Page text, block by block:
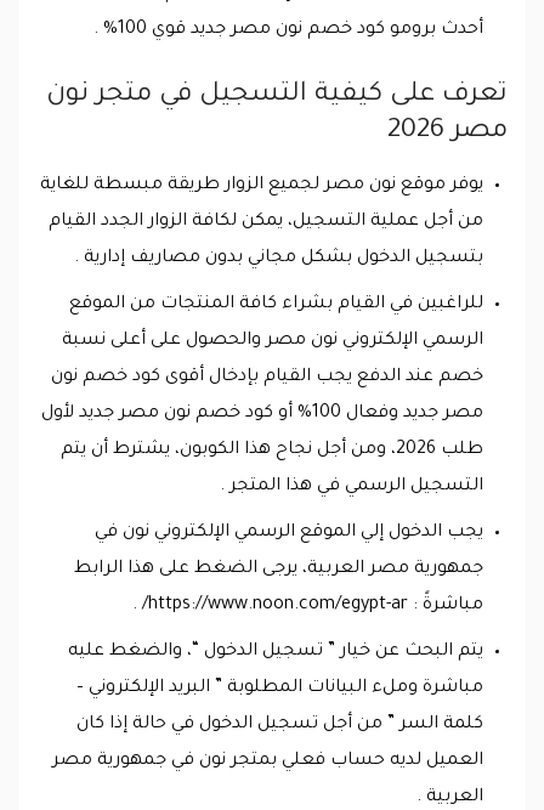
أحدث برومو كود خصم نون مصر جديد قوي 100% .
تعرف على كيفية التسجيل في متجر نون
مصر 2026
يوفر موقع نون مصر لجميع الزوار طريقة مبسطة للغاية
من أجل عملية التسجيل، يمكن لكافة الزوار الجدد القيام
بتسجيل الدخول بشكل مجاني بدون مصاريف إدارية .
للراغبين في القيام بشراء كافة المنتجات من الموقع
الرسمي الإلكتروني نون مصر والحصول على أعلى نسبة
خصم عند الدفع يجب القيام بإدخال أقوى كود خصم نون
مصر جديد وفعال 100% أو كود خصم نون مصر جديد لأول
طلب 2026، ومن أجل نجاح هذا الكوبون، يشترط أن يتم
التسجيل الرسمي في هذا المتجر .
يجب الدخول إلي الموقع الرسمي الإلكتروني نون في
جمهورية مصر العربية، يرجى الضغط على هذا الرابط
مباشرةً : https://www.noon.com/egypt-ar/ .
يتم البحث عن خيار ” تسجيل الدخول “، والضغط عليه
مباشرة وملء البيانات المطلوبة ” البريد الإلكتروني –
كلمة السر ” من أجل تسجيل الدخول في حالة إذا كان
العميل لديه حساب فعلي بمتجر نون في جمهورية مصر
العربية .